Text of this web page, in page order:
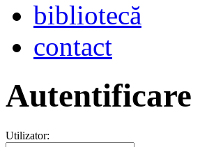
bibliotecă
contact
Autentificare
Utilizator: